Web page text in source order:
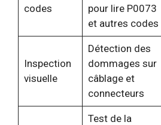
codes
pour lire P0073
et autres codes
Inspection
visuelle
Détection des
dommages sur
câblage et
connecteurs
Test de la